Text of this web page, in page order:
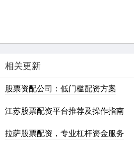
相关更新
股票资配公司：低门槛配资方案
江苏股票配资平台推荐及操作指南
拉萨股票配资，专业杠杆资金服务